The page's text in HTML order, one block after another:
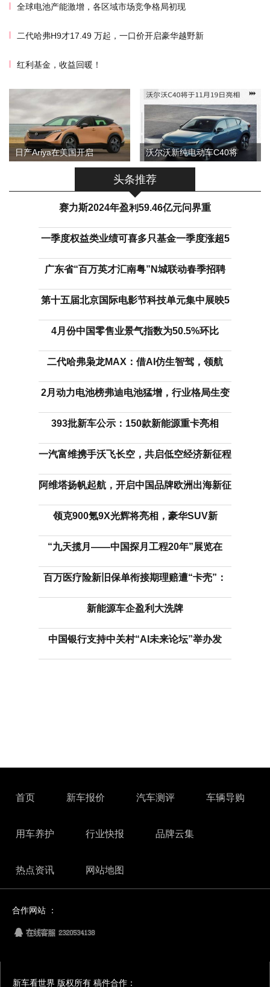
全球电池产能激增，各区域市场竞争格局初现
二代哈弗H9才17.49 万起，一口价开启豪华越野新
红利基金，收益回暖！
日产Ariya在美国开启 沃尔沃新纯电动车C40将
头条推荐
赛力斯2024年盈利59.46亿元问界重
一季度权益类业绩可喜多只基金一季度涨超5
广东省“百万英才汇南粤”N城联动春季招聘
第十五届北京国际电影节科技单元集中展映5
4月份中国零售业景气指数为50.5%环比
二代哈弗枭龙MAX：借AI仿生智驾，领航
2月动力电池榜弗迪电池猛增，行业格局生变
393批新车公示：150款新能源重卡亮相
一汽富维携手沃飞长空，共启低空经济新征程
阿维塔扬帆起航，开启中国品牌欧洲出海新征
领克900氪9X光辉将亮相，豪华SUV新
“九天揽月——中国探月工程20年”展览在
百万医疗险新旧保单衔接期理赔遭“卡壳”：
新能源车企盈利大洗牌
中国银行支持中关村“AI未来论坛”举办发
首页 新车报价 汽车测评 车辆导购
用车养护 行业快报 品牌云集
热点资讯 网站地图
合作网站 ：
新车看世界 版权所有 稿件合作：